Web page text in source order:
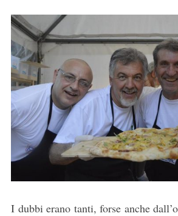
I dubbi erano tanti, forse anche